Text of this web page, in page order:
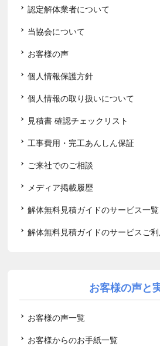
認定解体業者について
当協会について
お客様の声
個人情報保護方針
個人情報の取り扱いについて
見積書 確認チェックリスト
工事費用・完工あんしん保証
ご来社でのご相談
メディア掲載履歴
解体無料見積ガイドのサービス一覧
解体無料見積ガイドのサービスご
お客様の声と
お客様の声一覧
お客様からのお手紙一覧